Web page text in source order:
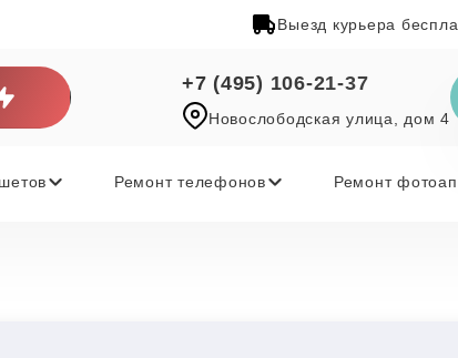
Выезд курьера
+7 (495) 106-21-37
Новослободская улица, дом 4
Ремонт телефонов Ремонт